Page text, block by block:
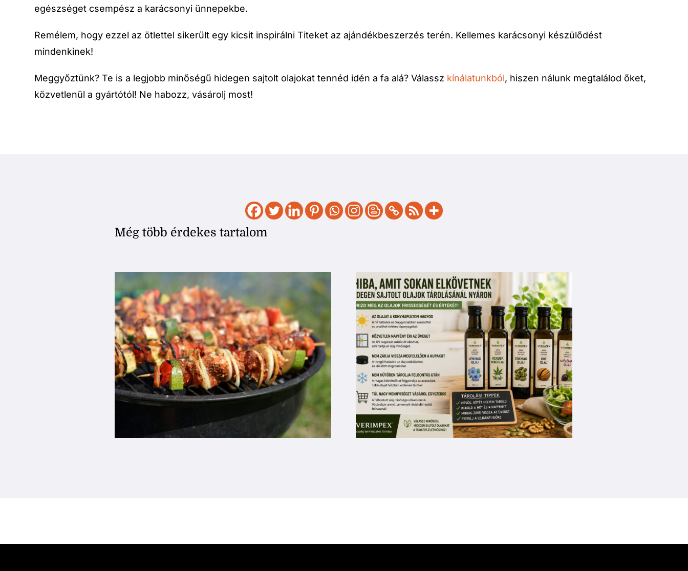
egészséget csempész a karácsonyi ünnepekbe.
Remélem, hogy ezzel az ötlettel sikerült egy kicsit inspirálni Titeket az ajándékbeszerzés terén. Kellemes karácsonyi készülődést
mindenkinek!
Meggyőztünk? Te is a legjobb minőségű hidegen sajtolt olajokat tennéd idén a fa alá? Válassz kínálatunkból, hiszen nálunk megtalálod őket,
közvetlenül a gyártótól! Ne habozz, vásárolj most!
Még több érdekes tartalom